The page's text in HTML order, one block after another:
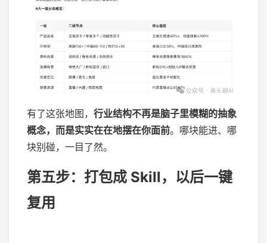
有了这张地图， 行业结构不再是脑子里模糊的抽象
概念，而是实实在在地摆在你面前。哪块能进、哪
块别碰，一目了然。
第五步：打包成 Skill，以后一键
复用